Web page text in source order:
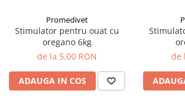
Dezinfectant de sol
Culturi BIO
Pompe de apa si hidrofoare
Unelte si masini pentru gradinarit
Atomizoare si pulverizatoare
Promedivet
Stimulator pentru ouat cu
oregano 6kg
de la 5,00 RON
ADAUGA IN COS
de